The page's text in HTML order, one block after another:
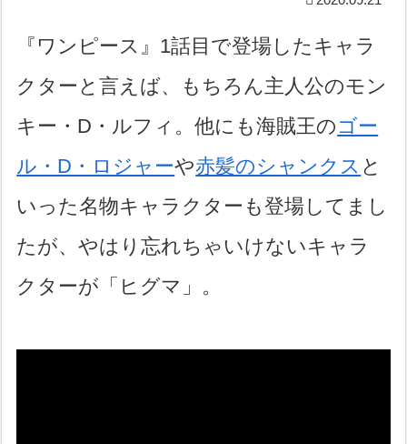
『ワンピース』1話目で登場したキャラ
クターと言えば、もちろん主人公のモン
キー・D・ルフィ。他にも海賊王の ゴー
ル・D・ロジャーや赤髪のシャンクス と
いった名物キャラクターも登場してまし
たが、やはり忘れちゃいけないキャラ
クターが「ヒグマ」。